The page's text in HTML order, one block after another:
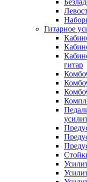
Гитарное
гитар